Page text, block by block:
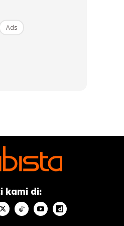
Ads
kami di: